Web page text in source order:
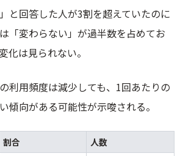
と回答した人が3割を超えていたのに
「変わらない」が過半数を占めてお
化は見られない。
利用頻度は減少しても、1回あたりの
傾向がある可能性が示唆される。
割合
人数